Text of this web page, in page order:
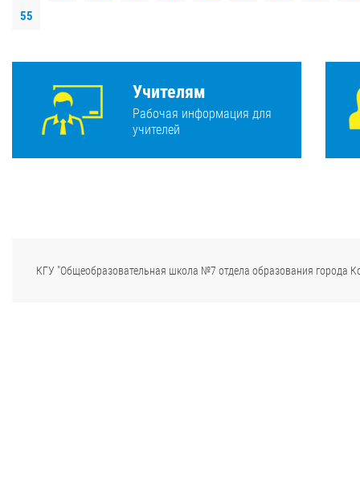
55
Учителям
Рабочая информация для
учителей
КГУ "Общеобразовательная школа №7 отдела образования города